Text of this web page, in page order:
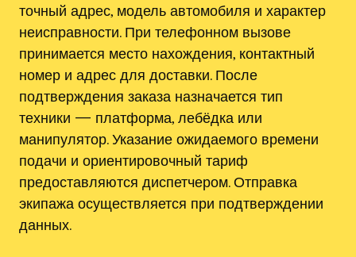
точный адрес, модель автомобиля и характер
неисправности. При телефонном вызове
принимается место нахождения, контактный
номер и адрес для доставки. После
подтверждения заказа назначается тип
техники — платформа, лебёдка или
манипулятор. Указание ожидаемого времени
подачи и ориентировочный тариф
предоставляются диспетчером. Отправка
экипажа осуществляется при подтверждении
данных.